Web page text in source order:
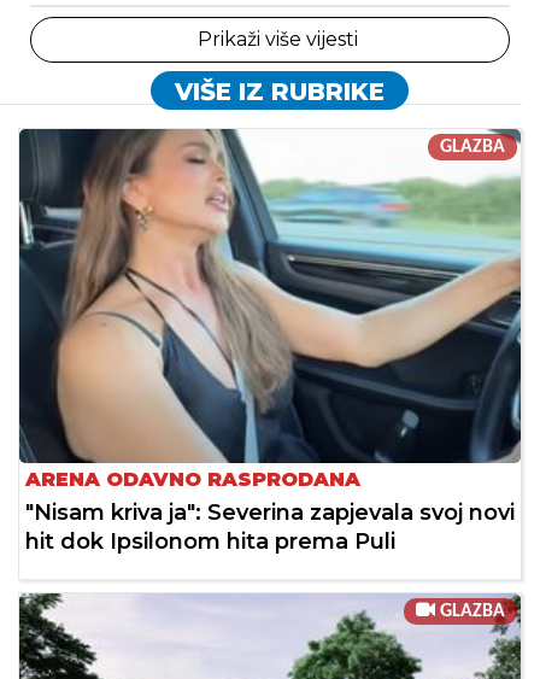
Prikaži više vijesti
VIŠE IZ RUBRIKE
GLAZBA
ARENA ODAVNO RASPRODANA
"Nisam kriva ja": Severina zapjevala svoj novi
hit dok Ipsilonom hita prema Puli
GLAZBA